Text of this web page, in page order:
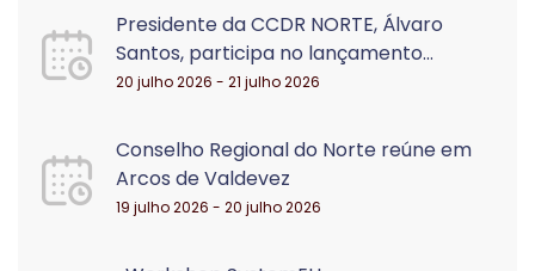
Presidente da CCDR NORTE, Álvaro
Santos, participa no lançamento...
20 julho 2026 - 21 julho 2026
Conselho Regional do Norte reúne em
Arcos de Valdevez
19 julho 2026 - 20 julho 2026